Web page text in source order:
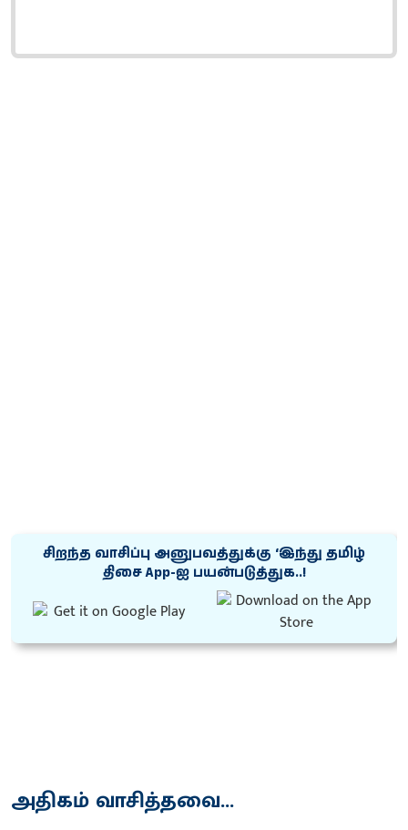
சிறந்த வாசிப்பு அனுபவத்துக்கு ‘இந்து தமிழ்
திசை App-ஐ பயன்படுத்துக..!
அதிகம் வாசித்தவை...